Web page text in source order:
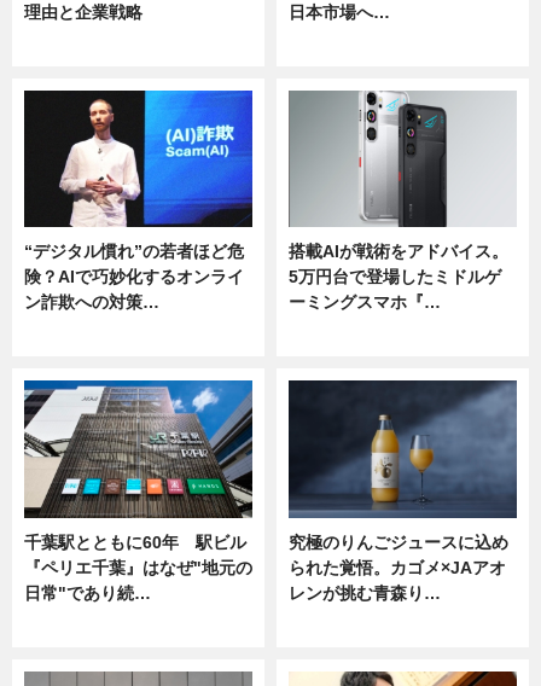
理由と企業戦略
日本市場へ…
“デジタル慣れ”の若者ほど危
険？AIで巧妙化するオンライ
ン詐欺への対策…
搭載AIが戦術をアドバイス。
5万円台で登場したミドルゲ
ーミングスマホ『…
千葉駅とともに60年 駅ビル
『ペリエ千葉』はなぜ"地元の
日常"であり続…
究極のりんごジュースに込め
られた覚悟。カゴメ×JAアオ
レンが挑む青森り…